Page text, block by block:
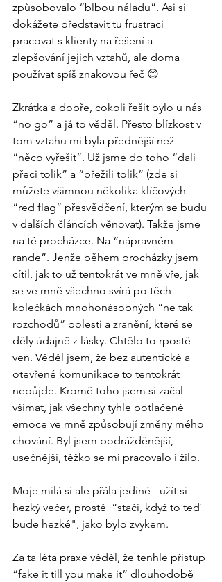
způsobovalo “blbou náladu”. Asi si
dokážete představit tu frustraci
pracovat s klienty na řešení a
zlepšování jejich vztahů, ale doma
používat spíš znakovou řeč 😊
Zkrátka a dobře, cokoli řešit bylo u nás
“no go” a já to věděl. Přesto blízkost v
tom vztahu mi byla přednější než
“něco vyřešit”. Už jsme do toho “dali
přeci tolik” a “přežili tolik” (zde si
můžete všimnou několika klíčových
“red flag” přesvědčení, kterým se budu
v dalších článcích věnovat). Takže jsme
na té procházce. Na “nápravném
rande”. Jenže během procházky jsem
cítil, jak to už tentokrát ve mně vře, jak
se ve mně všechno svírá po těch
kolečkách mnohonásobných “ne tak
rozchodů” bolesti a zranění, které se
děly údajně z lásky. Chtělo to rpostě
ven. Věděl jsem, že bez autentické a
otevřené komunikace to tentokrát
nepůjde. Kromě toho jsem si začal
všímat, jak všechny tyhle potlačené
emoce ve mně způsobují změny mého
chování. Byl jsem podrážděnější,
usečnější, těžko se mi pracovalo i žilo.
Moje milá si ale přála jediné - užít si
hezký večer, prostě  “stačí, když to teď
bude hezké", jako bylo zvykem.
Za ta léta praxe věděl, že tenhle přístup
“fake it till you make it” dlouhodobě